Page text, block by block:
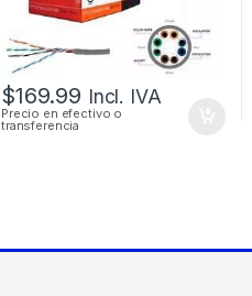
$169.99 Incl. IVA
Precio en efectivo o
transferencia